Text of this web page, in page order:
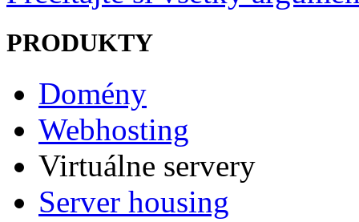
PRODUKTY
Domény
Webhosting
Virtuálne servery
Server housing